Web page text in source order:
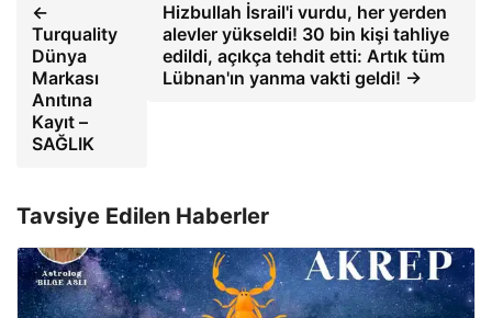
←
Turquality
Dünya
Markası
Anıtına
Kayıt –
SAĞLIK
Hizbullah İsrail'i vurdu, her yerden
alevler yükseldi! 30 bin kişi tahliye
edildi, açıkça tehdit etti: Artık tüm
Lübnan'ın yanma vakti geldi! →
Tavsiye Edilen Haberler